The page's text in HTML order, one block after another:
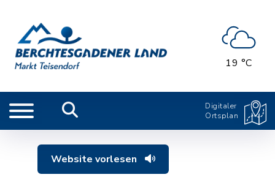
19 °C
Digitaler
Ortsplan
Website vorlesen